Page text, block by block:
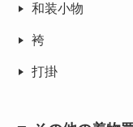
和装小物
袴
打掛